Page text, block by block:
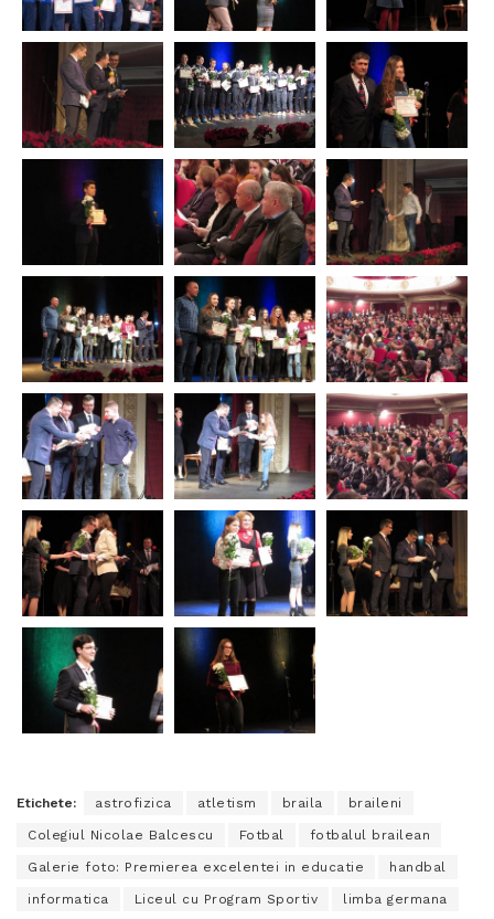
Etichete: astrofizica atletism braila braileni
Colegiul Nicolae Balcescu Fotbal fotbalul brailean
Galerie foto: Premierea excelentei in educatie handbal
informatica Liceul cu Program Sportiv limba germana